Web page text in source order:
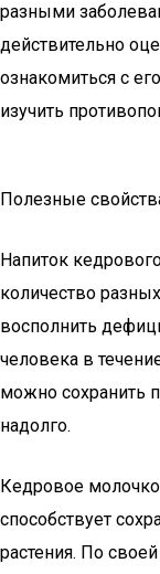
разными
действительно
ознакомиться с
изучить
Полезные
Напиток
количество
восполнить
человека в
можно сохранить
надолго.
Кедровое молочко
способствует
растения. По